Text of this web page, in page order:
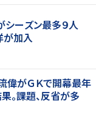
シーズン最多９人
が加入
偉がＧＫで開幕最年
。課題、反省が多